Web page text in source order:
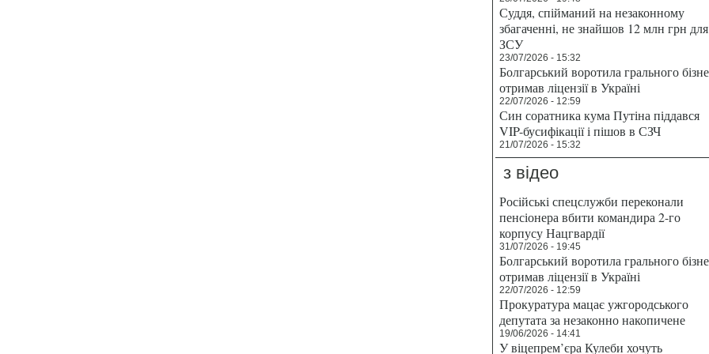
Суддя, спійманий на незаконному
збагаченні, не знайшов 12 млн грн для
ЗСУ
23/07/2026 - 15:32
Болгарський воротила грального
отримав ліцензії в Україні
22/07/2026 - 12:59
Син соратника кума Путіна піддався
VIP-бусифікації і пішов в СЗЧ
21/07/2026 - 15:32
з відео
Російські спецслужби переконали
пенсіонера вбити командира 2-го
корпусу Нацгвардії
31/07/2026 - 19:45
Болгарський воротила грального
отримав ліцензії в Україні
22/07/2026 - 12:59
Прокуратура мацає ужгородського
депутата за незаконно накопичене
19/06/2026 - 14:41
У віцепрем’єра Кулеби хочуть